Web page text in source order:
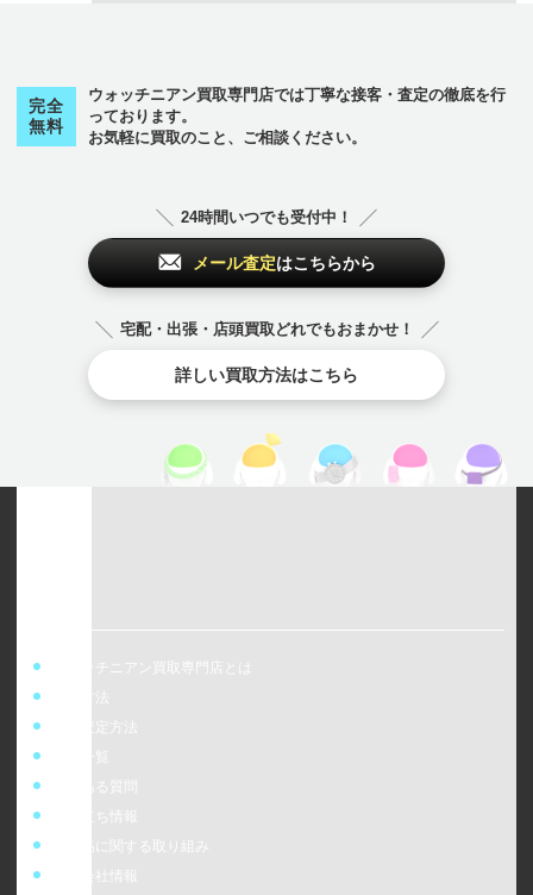
完全
無料
ウォッチニアン買取専門店では丁寧な接客・査定の徹底を行
っております。
お気軽に買取のこと、ご相談ください。
24時間いつでも受付中！
メール査定はこちらから
宅配・出張・店頭買取どれでもおまかせ！
詳しい買取方法はこちら
ウォッチニアン買取専門店とは
買取方法
事前査定方法
店舗一覧
よくある質問
偽造品に関する取り組み